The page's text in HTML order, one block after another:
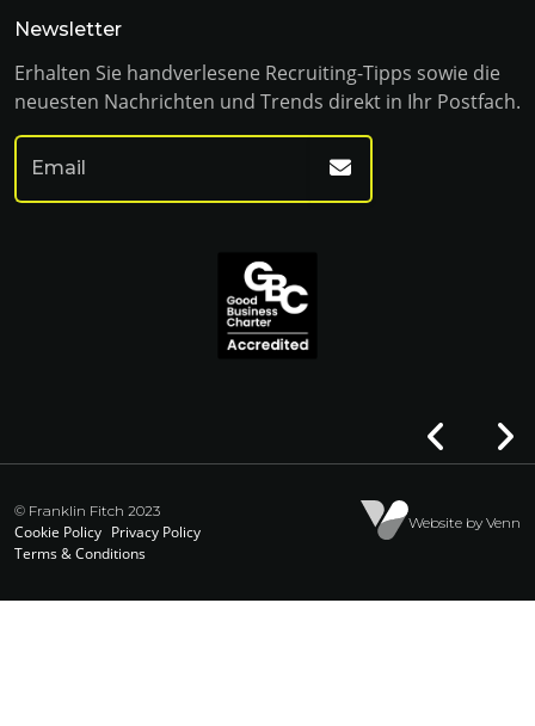
Newsletter
Erhalten Sie handverlesene Recruiting-Tipps sowie die
neuesten Nachrichten und Trends direkt in Ihr Postfach.
© Franklin Fitch 2023
Cookie Policy Privacy Policy
Terms & Conditions
Website by Venn